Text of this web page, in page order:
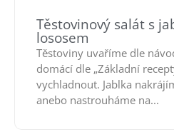
Těstovinový salát s
lososem
Těstoviny uvaříme dle
domácí dle „Základní
vychladnout. Jablka
anebo nastrouháme na...